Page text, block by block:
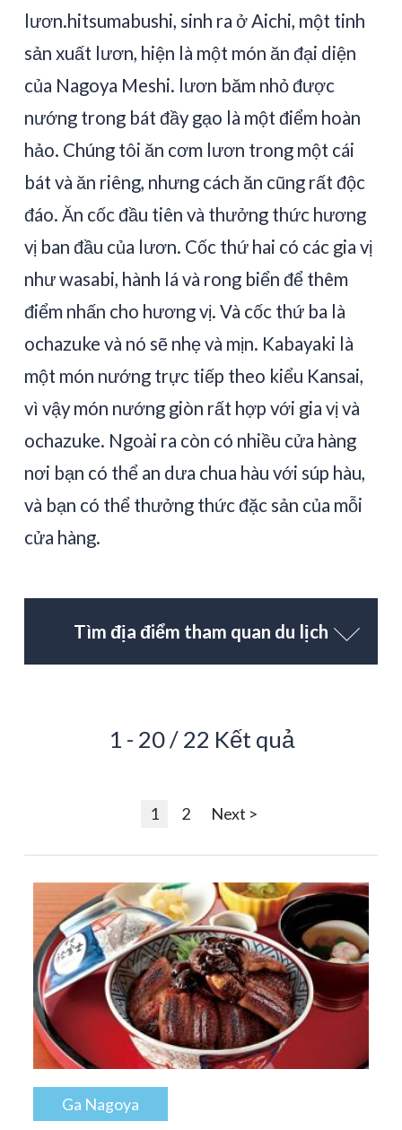
lươn.hitsumabushi, sinh ra ở Aichi, một tinh
sản xuất lươn, hiện là một món ăn đại diện
của Nagoya Meshi. lươn băm nhỏ được
nướng trong bát đầy gạo là một điểm hoàn
hảo. Chúng tôi ăn cơm lươn trong một cái
bát và ăn riêng, nhưng cách ăn cũng rất độc
đáo. Ăn cốc đầu tiên và thưởng thức hương
vị ban đầu của lươn. Cốc thứ hai có các gia vị
như wasabi, hành lá và rong biển để thêm
điểm nhấn cho hương vị. Và cốc thứ ba là
ochazuke và nó sẽ nhẹ và mịn. Kabayaki là
một món nướng trực tiếp theo kiểu Kansai,
vì vậy món nướng giòn rất hợp với gia vị và
ochazuke. Ngoài ra còn có nhiều cửa hàng
nơi bạn có thể an dưa chua hàu với súp hàu,
và bạn có thể thưởng thức đặc sản của mỗi
cửa hàng.
Tìm địa điểm tham quan du lịch
1 - 20 / 22 Kết quả
1 2 Next >
Ga Nagoya